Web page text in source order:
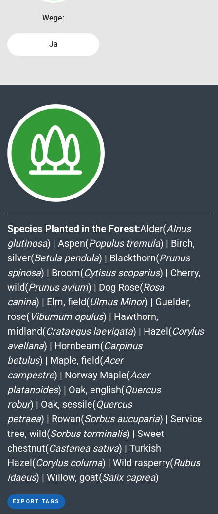
Wege:
Ja
Species Planted in the Forest:Alder(Alnus
glutinosa) | Aspen(Populus tremula) | Birch,
silver(Betula pendula) | Blackthorn(Prunus
spinosa) | Broom(Cytisus scoparius) | Cherry,
wild(Prunus avium) | Dog Rose(Rosa
canina) | Elm, field(Ulmus Minor) | Guelder,
rose(Viburnum opulus) | Hawthorn,
midland(Crataegus laevigata) | Hazel(Corylus
avellana) | Hornbeam(Carpinus
betulus) | Maple, field(Acer
campestre) | Norway Maple(Acer
platanoides) | Oak, english(Quercus
robur) | Oak, sessile(Quercus
petraea) | Rowan(Sorbus aucuparia) | Service
tree, wild(Sorbus torminalis) | Sweet
chestnut(Castanea sativa) | Turkish
Hazel(Corylus colurna) | Wild rasperry(Rubus
idaeus) | Willow, goat(Salix caprea)
EXPORT TAGS